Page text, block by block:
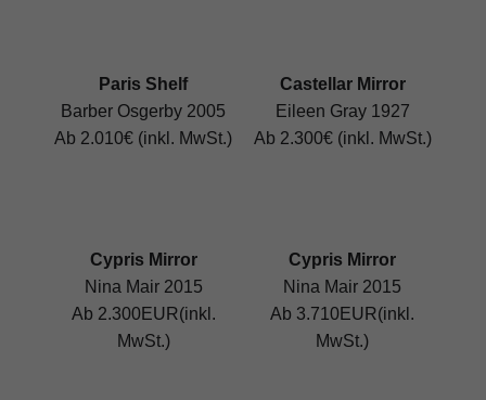
Paris Shelf
Barber Osgerby 2005
Ab 2.010€ (inkl. MwSt.)
Castellar Mirror
Eileen Gray 1927
Ab 2.300€ (inkl. MwSt.)
Cypris Mirror
Nina Mair 2015
Ab 2.300EUR(inkl.
MwSt.)
Cypris Mirror
Nina Mair 2015
Ab 3.710EUR(inkl.
MwSt.)